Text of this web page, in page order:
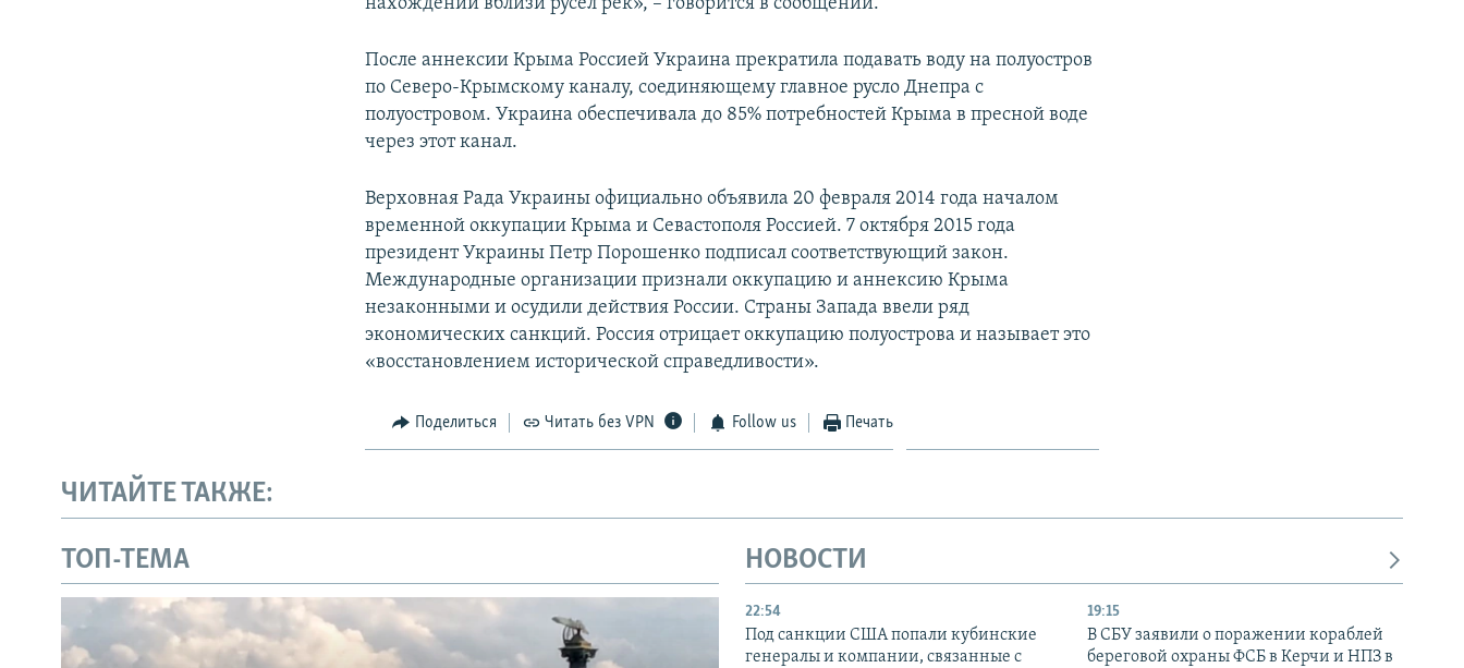
После аннексии Крыма Россией Украина прекратила подавать воду на полуостров
по Северо-Крымскому каналу, соединяющему главное русло Днепра с
полуостровом. Украина обеспечивала до 85% потребностей Крыма в пресной воде
через этот канал.
Верховная Рада Украины официально объявила 20 февраля 2014 года началом
временной оккупации Крыма и Севастополя Россией. 7 октября 2015 года
президент Украины Петр Порошенко подписал соответствующий закон.
Международные организации признали оккупацию и аннексию Крыма
незаконными и осудили действия России. Страны Запада ввели ряд
экономических санкций. Россия отрицает оккупацию полуострова и называет это
«восстановлением исторической справедливости».
Поделиться Читать без VPN Follow us Печать
ЧИТАЙТЕ ТАКЖЕ:
ТОП-ТЕМА НОВОСТИ
22:54
Под санкции США попали кубинские
генералы и компании, связанные с
19:15
В СБУ заявили о поражении кораблей
береговой охраны ФСБ в Керчи и НПЗ в